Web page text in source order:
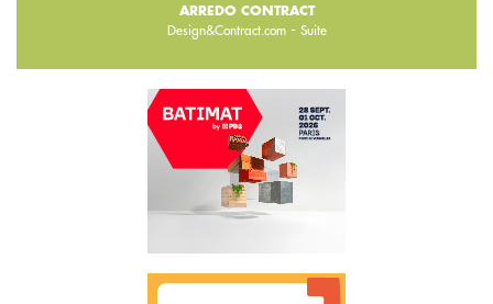
ARREDO CONTRACT
Design&Contract.com- Suite